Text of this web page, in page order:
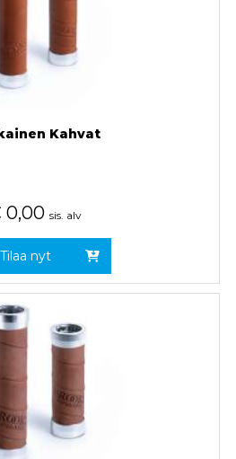
Kahvat
0,00 sis. alv
Tilaa nyt